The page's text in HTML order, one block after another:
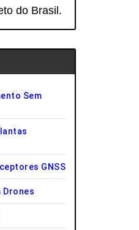
do Brasil.
Sem
GNSS
Drones